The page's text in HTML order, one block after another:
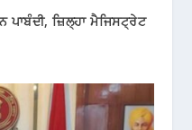
ਪਾਬੰਦੀ, ਜ਼ਿਲ੍ਹਾ ਮੈਜਿਸਟ੍ਰੇਟ